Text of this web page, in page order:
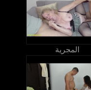
المجرية